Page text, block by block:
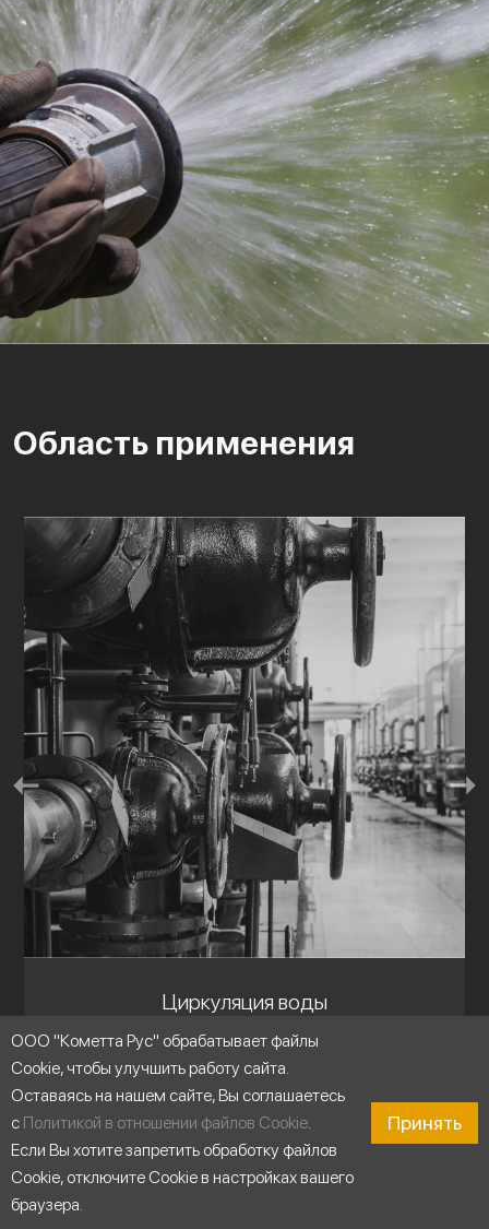
Область применения
Циркуляция воды
ООО "Кометта Рус" обрабатывает файлы
Cookie, чтобы улучшить работу сайта.
Оставаясь на нашем сайте, Вы соглашаетесь
с Политикой в отношении файлов Cookie.
Если Вы хотите запретить обработку файлов
Cookie, отключите Cookie в настройках вашего
браузера.
Принять